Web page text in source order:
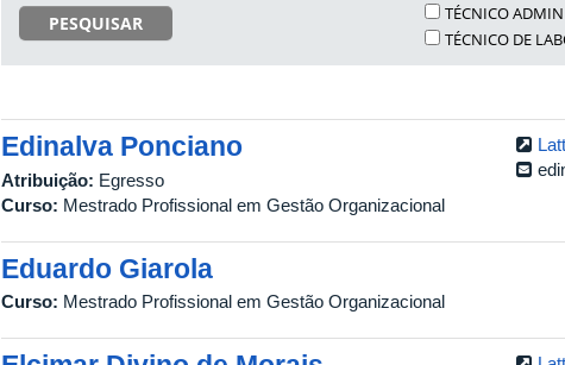
PESQUISAR
TÉCNICO
TÉCNICO DE
Edinalva Ponciano
Atribuição: Egresso
Curso: Mestrado Profissional em Gestão Organizacional
Eduardo Giarola
Curso: Mestrado Profissional em Gestão Organizacional